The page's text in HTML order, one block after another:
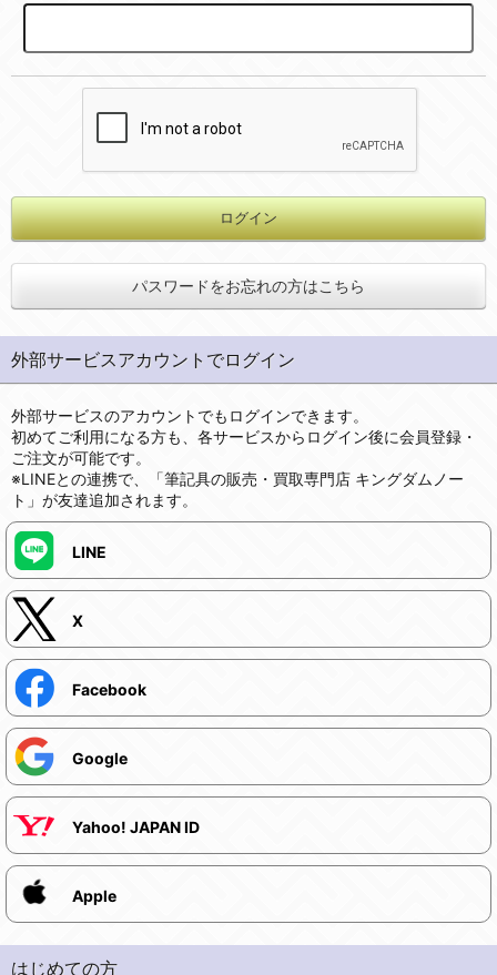
パスワードをお忘れの方はこちら
外部サービスアカウントでログイン
外部サービスのアカウントでもログインできます。
初めてご利用になる方も、各サービスからログイン後に会員登録・
ご注文が可能です。
※LINEとの連携で、「筆記具の販売・買取専門店 キングダムノー
ト」が友達追加されます。
LINE
X
Facebook
Google
Yahoo! JAPAN ID
Apple
はじめての方